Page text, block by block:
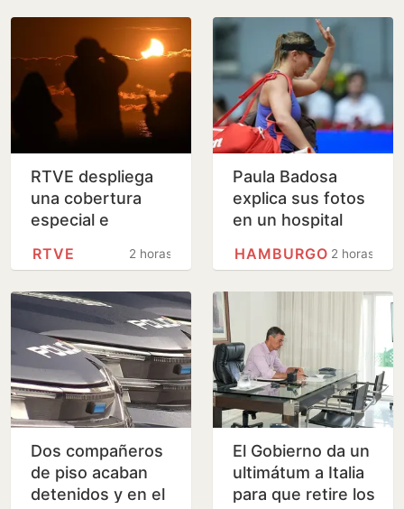
RTVE despliega
una cobertura
especial e
seguir el eclipse
agosto
2 horas
RTVE
Paula Badosa
explica sus fotos
en un hospital
2 horas
HAMBURGO
Dos compañeros
de piso acaban
detenidos y en el
El Gobierno da un
ultimátum a Italia
para que retire los